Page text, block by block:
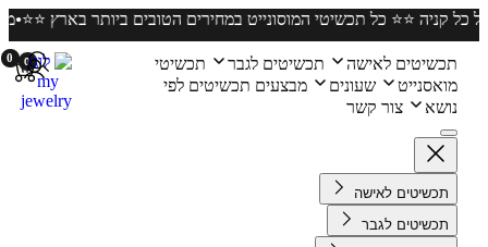
חינם על כל קניה ⭐️⭐️ כל תכשיטי המוסונייט במחירים הטובים ביותר בארץ
0 0 לאישה תכשיטים לגבר
תכשיטי
שעונים מבצעים תכשיטים לפי
צור קשר
תכשיטים לאישה
תכשיטים לגבר